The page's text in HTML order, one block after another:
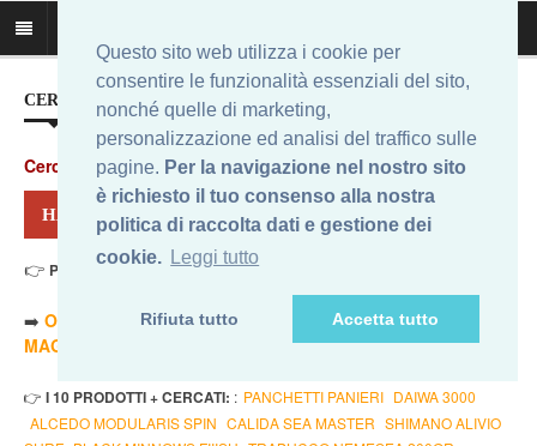
Questo sito web utilizza i cookie per
consentire le funzionalità essenziali del sito,
nonché quelle di marketing,
personalizzazione ed analisi del traffico sulle
pagine. Per la navigazione nel nostro sito
è richiesto il tuo consenso alla nostra
politica di raccolta dati e gestione dei
cookie. Leggi tutto
Rifiuta tutto Accetta tutto
CERCA IL MIGLIOR PREZZO...
Cerca
HAI CERCATO: MOLIX SKIRMJAN PIKE
👉 Prezzo Min. 220,00 Eur - Prezzo Max 199,00 Eur
➡️ ORDINA PER PREZZO MINORE
ORDINA PER PREZZO
MAGGIORE
- 🔥TUTTI
👉 I 10 PRODOTTI + CERCATI: : PANCHETTI PANIERI DAIWA 3000
ALCEDO MODULARIS SPIN CALIDA SEA MASTER SHIMANO ALIVIO